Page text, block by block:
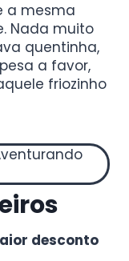
a mesma
Nada muito
quentinha,
a favor,
friozinho
desconto